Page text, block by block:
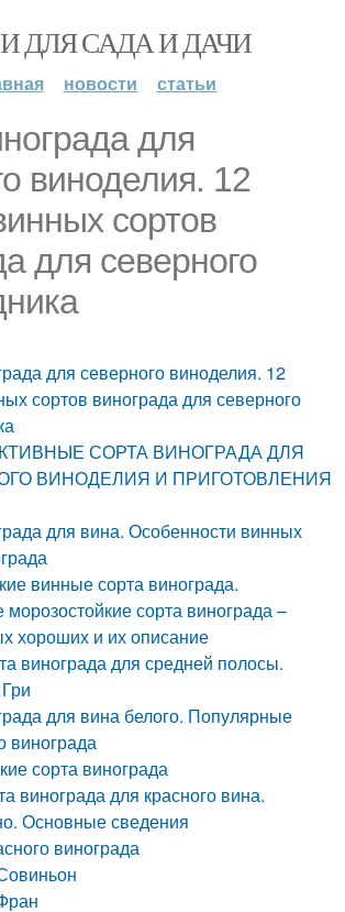
ДЛЯ САДА И ДАЧИ
новости статьи
для
виноделия. 12
сортов
для северного
для северного виноделия. 12
сортов винограда для северного
СОРТА ВИНОГРАДА ДЛЯ
ВИНОДЕЛИЯ И ПРИГОТОВЛЕНИЯ
для вина. Особенности винных
винные сорта винограда.
морозостойкие сорта винограда –
хороших и их описание
винограда для средней полосы.
для вина белого. Популярные
винограда
сорта винограда
винограда для красного вина.
Основные сведения
винограда